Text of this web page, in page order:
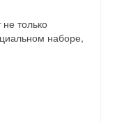
только
наборе,